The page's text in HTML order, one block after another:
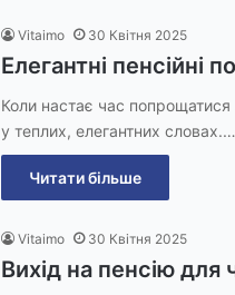
Vitaimo 30 Квітня 2025
Елегантні пенсійні
Коли настає час
у теплих, елегантних словах.…
Читати більше
Vitaimo 30 Квітня 2025
Вихід на пенсію